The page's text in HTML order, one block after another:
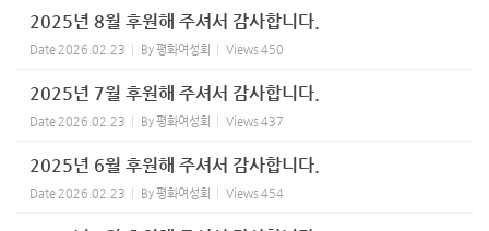
2025년 8월 후원해 주셔서 감사합니다.
Date 2026.02.23 By평화여성회 Views 450
2025년 7월 후원해 주셔서 감사합니다.
Date 2026.02.23 By평화여성회 Views 437
2025년 6월 후원해 주셔서 감사합니다.
Date 2026.02.23 By평화여성회 Views 454